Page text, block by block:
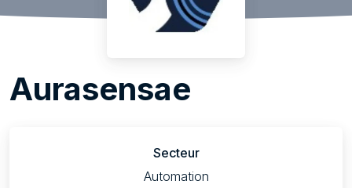
Aurasensae
Secteur
Automation